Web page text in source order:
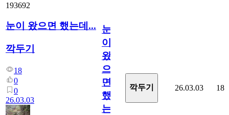
193692
눈이 왔으면 했는데...
깍두기
18
0
0
26.03.03
눈
이
왔
으
면
했
는
깍두기 26.03.03 18